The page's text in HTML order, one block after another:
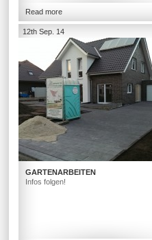
Read more
12th Sep. 14
GARTENARBEITEN
Infos folgen!